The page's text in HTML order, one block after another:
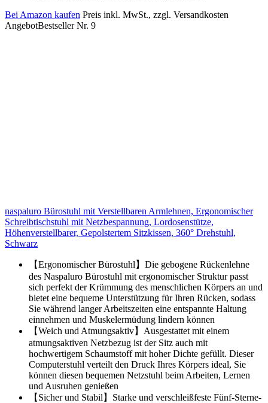
Bei Amazon kaufen Preis inkl. MwSt., zzgl. Versandkosten
AngebotBestseller Nr. 9
naspaluro Bürostuhl mit Verstellbaren Armlehnen, Ergonomischer
Schreibtischstuhl mit Netzbespannung, Lordosenstütze,
Höhenverstellbarer, Gepolstertem Sitzkissen, 360° Drehstuhl,
Schwarz
【Ergonomischer Bürostuhl】Die gebogene Rückenlehne
des Naspaluro Bürostuhl mit ergonomischer Struktur passt
sich perfekt der Krümmung des menschlichen Körpers an und
bietet eine bequeme Unterstützung für Ihren Rücken, sodass
Sie während langer Arbeitszeiten eine entspannte Haltung
einnehmen und Muskelermüdung lindern können
【Weich und Atmungsaktiv】Ausgestattet mit einem
atmungsaktiven Netzbezug ist der Sitz auch mit
hochwertigem Schaumstoff mit hoher Dichte gefüllt. Dieser
Computerstuhl verteilt den Druck Ihres Körpers ideal, Sie
können diesen bequemen Netzstuhl beim Arbeiten, Lernen
und Ausruhen genießen
【Sicher und Stabil】Starke und verschleißfeste Fünf-Sterne-